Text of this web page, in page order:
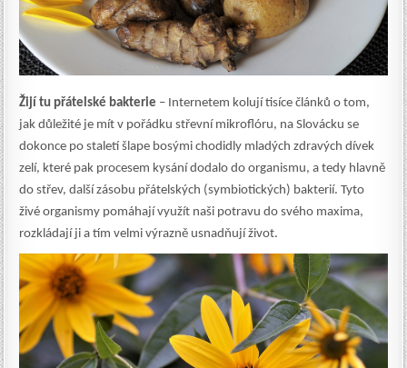
Žijí tu přátelské bakterie – Internetem kolují tisíce článků o tom,
jak důležité je mít v pořádku střevní mikroflóru, na Slovácku se
dokonce po staletí šlape bosými chodidly mladých zdravých dívek
zelí, které pak procesem kysání dodalo do organismu, a tedy hlavně
do střev, další zásobu přátelských (symbiotických) bakterií. Tyto
živé organismy pomáhají využít naši potravu do svého maxima,
rozkládají ji a tím velmi výrazně usnadňují život.